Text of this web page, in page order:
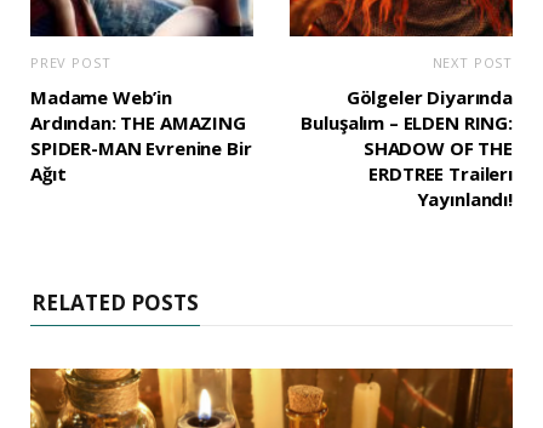
PREV POST
Madame Web’in
Ardından: THE AMAZING
SPIDER-MAN Evrenine Bir
Ağıt
NEXT POST
Gölgeler Diyarında
Buluşalım – ELDEN RING:
SHADOW OF THE
ERDTREE Trailerı
Yayınlandı!
RELATED POSTS